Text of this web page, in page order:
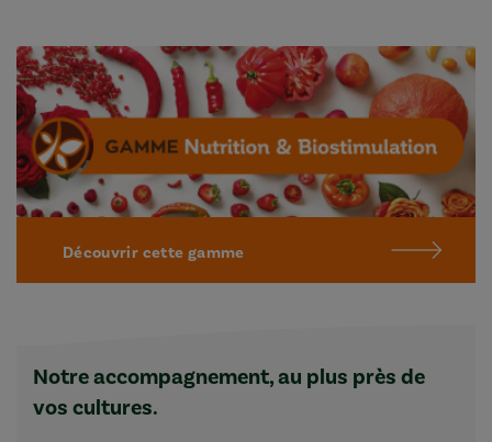
Découvrir cette gamme
Notre accompagnement, au plus près de
vos cultures.